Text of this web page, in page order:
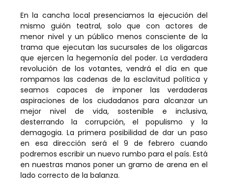
En la cancha local presenciamos la ejecución del
mismo guión teatral, solo que con actores de
menor nivel y un público menos consciente de la
trama que ejecutan las sucursales de los oligarcas
que ejercen la hegemonía del poder. La verdadera
revolución de los votantes, vendrá el día en que
rompamos las cadenas de la esclavitud política y
seamos capaces de imponer las verdaderas
aspiraciones de los ciudadanos para alcanzar un
mejor nivel de vida, sostenible e inclusiva,
desterrando la corrupción, el populismo y la
demagogia. La primera posibilidad de dar un paso
en esa dirección será el 9 de febrero cuando
podremos escribir un nuevo rumbo para el país. Está
en nuestras manos poner un gramo de arena en el
lado correcto de la balanza.